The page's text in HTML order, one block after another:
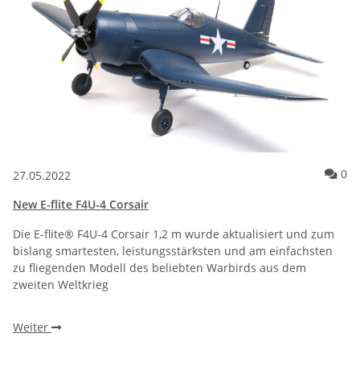
27.05.2022 0
New E-flite F4U-4 Corsair
Die E-flite® F4U-4 Corsair 1,2 m wurde aktualisiert und zum
bislang smartesten, leistungsstärksten und am einfachsten
zu fliegenden Modell des beliebten Warbirds aus dem
zweiten Weltkrieg
Weiter